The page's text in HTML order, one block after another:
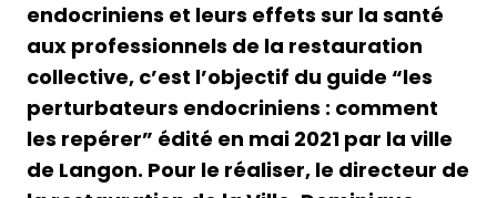
endocriniens et leurs effets sur la santé
aux professionnels de la restauration
collective, c’est l’objectif du guide “les
perturbateurs endocriniens : comment
les repérer” édité en mai 2021 par la ville
de Langon. Pour le réaliser, le directeur de